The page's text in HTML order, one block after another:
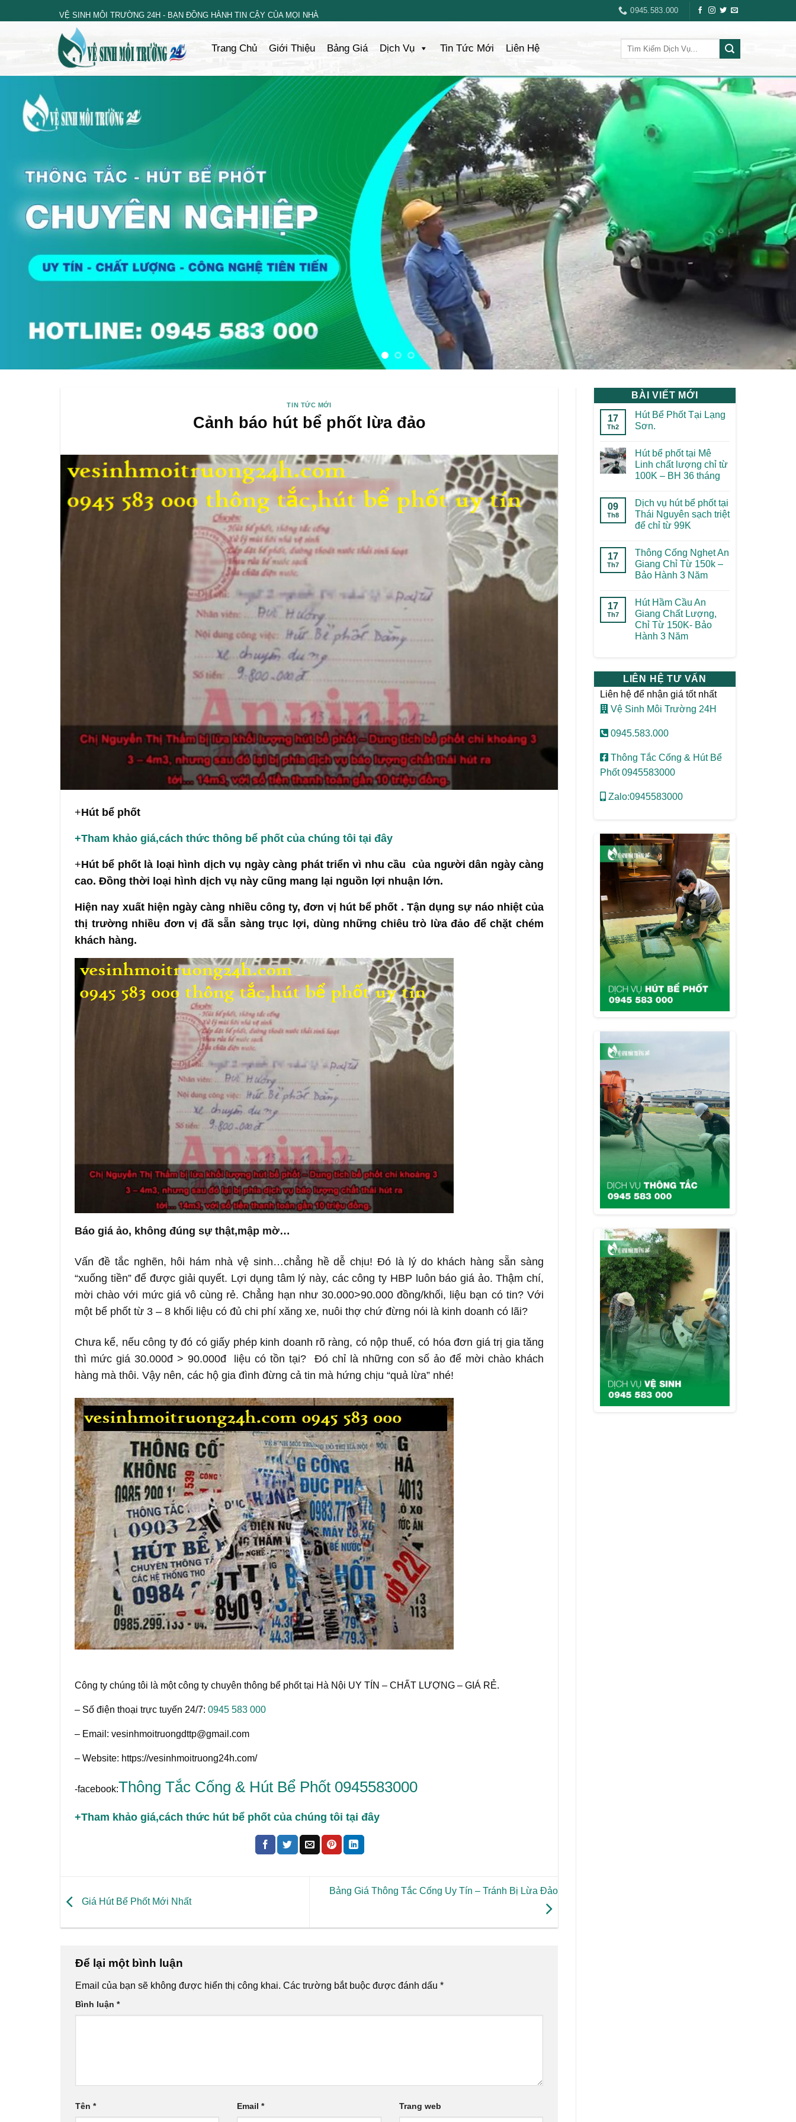
to
VỆ SINH MÔI TRƯỜNG 24H - BẠN ĐỒNG HÀNH TIN CẬY CỦA MỌI NHÀ
0945.583.000
Trang Chủ Giới Thiệu Bảng Giá Dịch Vụ Tin Tức Mới Liên Hệ
TIN TỨC MỚI
Cảnh báo hút bể phốt lừa đảo
+Hút bể phốt
+Tham khảo giá,cách thức thông bể phốt của chúng tôi tại đây
+Hút bể phốt là loại hình dịch vụ ngày càng phát triển vì nhu cầu của người dân ngày càng
cao. Đồng thời loại hình dịch vụ này cũng mang lại nguồn lợi nhuận lớn.
Hiện nay xuất hiện ngày càng nhiều công ty, đơn vị hút bể phốt . Tận dụng sự náo nhiệt của
thị trường nhiều đơn vị đã sẵn sàng trục lợi, dùng những chiêu trò lừa đảo để chặt chém
khách hàng.
Báo giá ảo, không đúng sự thật,mập mờ…
Vấn đề tắc nghẽn, hôi hám nhà vệ sinh…chẳng hề dễ chịu! Đó là lý do khách hàng sẵn sàng
“xuống tiền” để được giải quyết. Lợi dụng tâm lý này, các công ty HBP luôn báo giá ảo. Thậm chí,
mời chào với mức giá vô cùng rẻ. Chẳng hạn như 30.000>90.000 đồng/khối, liệu bạn có tin? Với
một bể phốt từ 3 – 8 khối liệu có đủ chi phí xăng xe, nuôi thợ chứ đừng nói là kinh doanh có lãi?
Chưa kể, nếu công ty đó có giấy phép kinh doanh rõ ràng, có nộp thuế, có hóa đơn giá trị gia tăng
thì mức giá 30.000đ > 90.000đ liệu có tồn tại? Đó chỉ là những con số ảo để mời chào khách
hàng mà thôi. Vậy nên, các hộ gia đình đừng cả tin mà hứng chịu “quả lừa” nhé!
Công ty chúng tôi là một công ty chuyên thông bể phốt tại Hà Nội UY TÍN – CHẤT LƯỢNG – GIÁ RẺ.
– Số điện thoại trực tuyến 24/7: 0945 583 000
– Email: vesinhmoitruongdttp@gmail.com
– Website: https://vesinhmoitruong24h.com/
-facebook:Thông Tắc Cống & Hút Bể Phốt 0945583000
+Tham khảo giá,cách thức hút bể phốt của chúng tôi tại đây
Giá Hút Bể Phốt Mới Nhất
Bảng Giá Thông Tắc Cống Uy Tín – Tránh Bị Lừa Đảo
Để lại một bình luận
Email của bạn sẽ không được hiển thị công khai. Các trường bắt buộc được đánh dấu *
Bình luận *
Tên * Email* Trang web
BÀI VIẾT MỚI
17
Th2
Hút Bể Phốt Tại Lạng
Sơn.
Hút bể phốt tại Mê
Linh chất lượng chỉ từ
100K – BH 36 tháng
09
Th8
Dịch vụ hút bể phốt tại
Thái Nguyên sạch triệt
để chỉ từ 99K
17
Th7
Thông Cống Nghẹt An
Giang Chỉ Từ 150k –
Bảo Hành 3 Năm
17
Th7
Hút Hầm Cầu An
Giang Chất Lượng,
Chỉ Từ 150K- Bảo
Hành 3 Năm
LIÊN HỆ TƯ VẤN
Liên hệ để nhận giá tốt nhất
Vệ Sinh Môi Trường 24H
0945.583.000
Thông Tắc Cống & Hút Bể
Phốt 0945583000
Zalo:0945583000